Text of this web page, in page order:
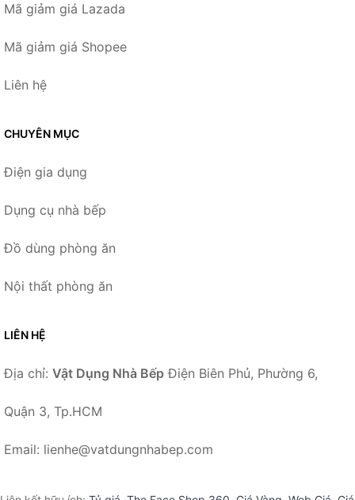
Mã giảm giá Lazada
Mã giảm giá Shopee
Liên hệ
CHUYÊN MỤC
Điện gia dụng
Dụng cụ nhà bếp
Đồ dùng phòng ăn
Nội thất phòng ăn
LIÊN HỆ
Địa chỉ: Vật Dụng Nhà Bếp Điện Biên Phủ, Phường 6,
Quận 3, Tp.HCM
Email: lienhe@vatdungnhabep.com